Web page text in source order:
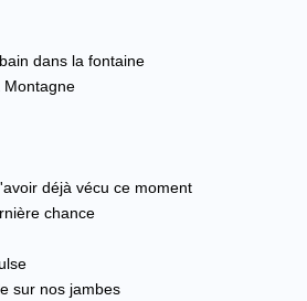
dans la fontaine
Montagne
déjà vécu ce moment
chance
sur nos jambes